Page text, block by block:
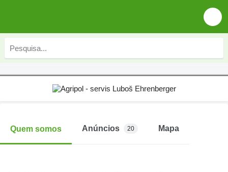
Quem somos Anúncios 20 Mapa